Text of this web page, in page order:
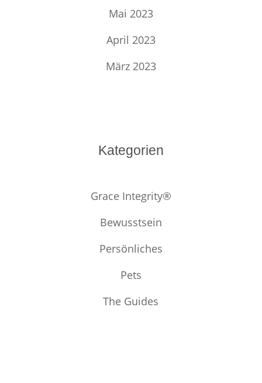
Mai 2023
April 2023
März 2023
Kategorien
Grace Integrity®
Bewusstsein
Persönliches
Pets
The Guides